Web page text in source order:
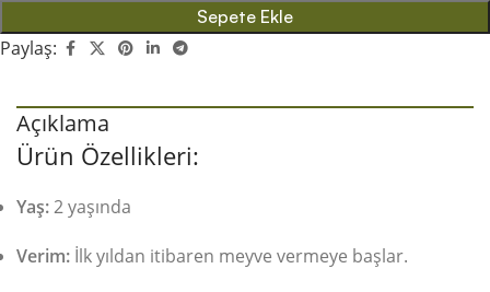
Sepete Ekle
Paylaş:
Açıklama
Ürün Özellikleri:
Yaş:2 yaşında
Verim: İlk yıldan itibaren meyve vermeye başlar.